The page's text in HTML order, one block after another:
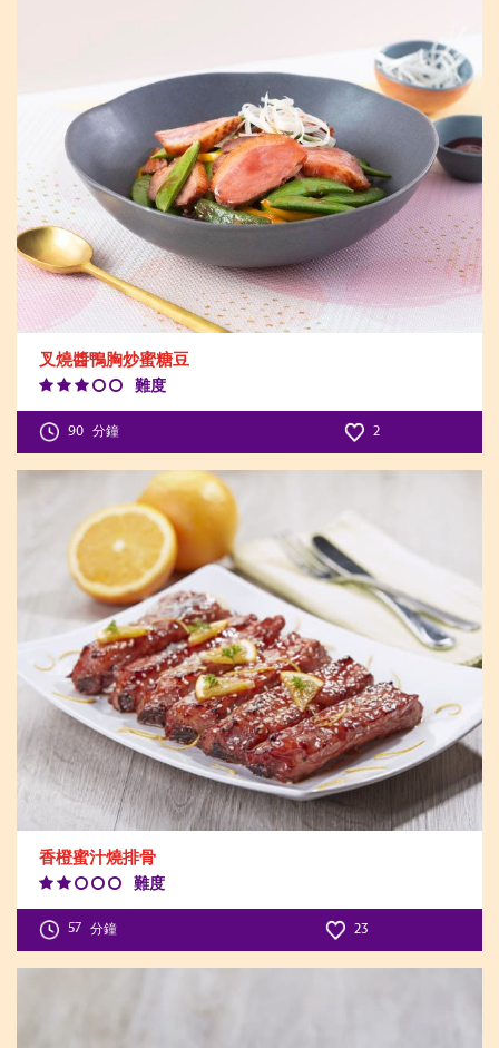
叉燒醬鴨胸炒蜜糖豆
難度
Level:3
90 分鐘 2
香橙蜜汁燒排骨
難度
Level:2
57 分鐘 23